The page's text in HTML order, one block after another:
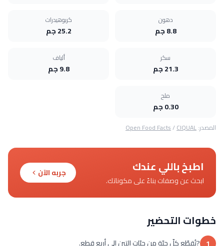
دهون
8.8 جم
كربوهيدرات
25.2 جم
سكر
21.3 جم
ألياف
9.8 جم
ملح
0.30 جم
المصدر: Open Food Facts/CIQUAL
اطبخ باللي عندك
ابحث عن وصفات بناءً على مكوناتك.
جربه الآن
خطوات التحضير
1 ?تُقطّع كلّ حبّة من حبّات التين إلى أربع قطع.